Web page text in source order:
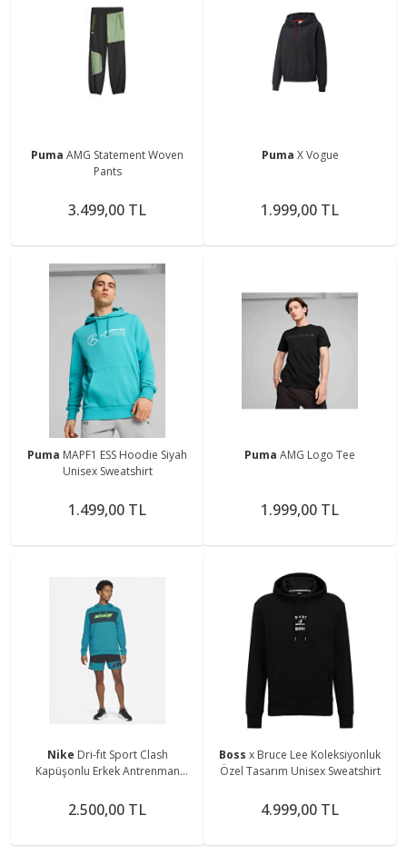
Puma AMG Statement Woven
Pants
3.499,00 TL
Puma X Vogue
1.999,00 TL
Puma MAPF1 ESS Hoodie Siyah
Unisex Sweatshirt
1.499,00 TL
Puma AMG Logo Tee
1.999,00 TL
Nike Dri-fıt Sport Clash
Kapüşonlu Erkek Antrenman
2.500,00 TL
Boss x Bruce Lee Koleksiyonluk
Özel Tasarım Unisex Sweatshirt
4.999,00 TL